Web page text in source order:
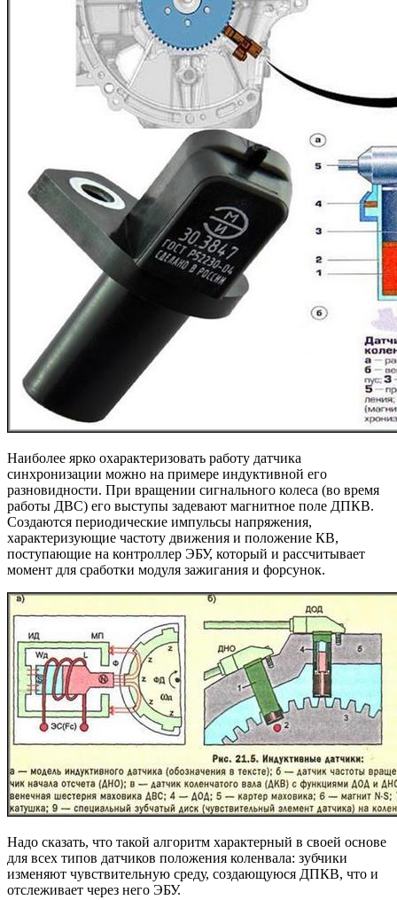
Наиболее ярко охарактеризовать работу датчика
синхронизации можно на примере индуктивной его
разновидности. При вращении сигнального колеса (во время
работы ДВС) его выступы задевают магнитное поле ДПКВ.
Создаются периодические импульсы напряжения,
характеризующие частоту движения и положение КВ,
поступающие на контроллер ЭБУ, который и рассчитывает
момент для сработки модуля зажигания и форсунок.
Надо сказать, что такой алгоритм характерный в своей основе
для всех типов датчиков положения коленвала: зубчики
изменяют чувствительную среду, создающуюся ДПКВ, что и
отслеживает через него ЭБУ.